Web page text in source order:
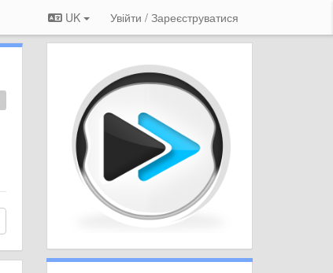
UK Увійти / Зареєструватися